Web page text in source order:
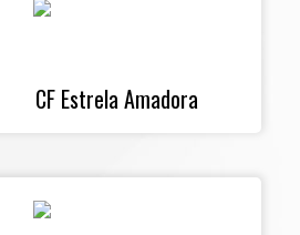
CF Estrela Amadora